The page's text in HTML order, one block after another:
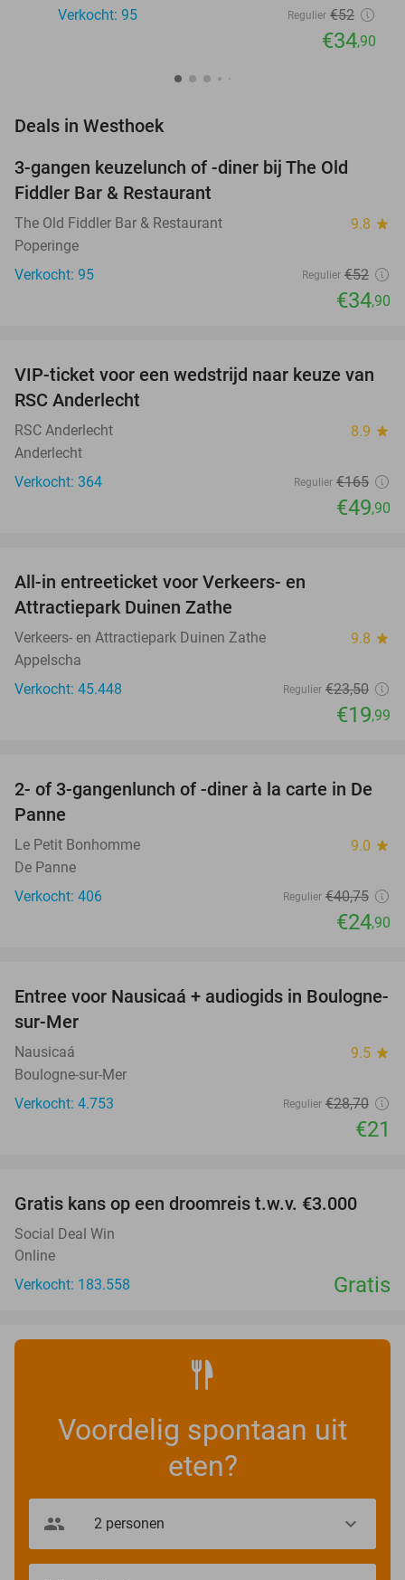
Verkocht: 95 Regulier €52
€34,90
Deals in Westhoek
3-gangen keuzelunch of -diner bij The Old
Fiddler Bar & Restaurant
The Old Fiddler Bar & Restaurant 9.8 star
Poperinge
Verkocht: 95
Regulier €52
€34,90
70%
VIP-ticket voor een wedstrijd naar keuze van
RSC Anderlecht
RSC Anderlecht 8.9 star
Anderlecht
Verkocht: 364
Regulier €165
€49,90
All-in entreeticket voor Verkeers- en
Attractiepark Duinen Zathe
Verkeers- en Attractiepark Duinen Zathe 9.8 star
Appelscha
Verkocht: 45.448
Regulier €23,50
€19,99
39%
2- of 3-gangenlunch of -diner à la carte in De
Panne
Le Petit Bonhomme 9.0 star
De Panne
Verkocht: 406
Regulier €40,75
€24,90
27%
Entree voor Nausicaá + audiogids in Boulogne-
sur-Mer
Nausicaá 9.5 star
Boulogne-sur-Mer
Verkocht: 4.753
Regulier €28,70
€21
Gratis kans op een droomreis t.w.v. €3.000
Social Deal Win
Online
Verkocht: 183.558
Gratis
Voordelig spontaan uit
eten?